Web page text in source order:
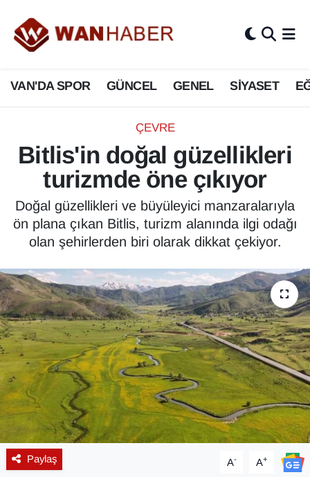
VAN'DA SPOR GÜNCEL GENEL SİYASET
ÇEVRE
Bitlis'in doğal güzellikleri
turizmde öne çıkıyor
Doğal güzellikleri ve büyüleyici manzaralarıyla
ön plana çıkan Bitlis, turizm alanında ilgi odağı
olan şehirlerden biri olarak dikkat çekiyor.
Paylaş A- A+
3.SAYFA
ASAYİŞ
BİLİM VE TEKNOLOJİ
Biyografi
ÇEVRE
Dernekler, Odalar
Diğer
DÜNYA
EĞİTİM
EKONOMİ
Van Nöbetçi Eczaneler
Van Hava Durumu
Van Namaz Vakitleri
Van Trafik Yoğunluk Haritası
Süper Lig Puan Durumu ve Fikstür
Tüm Manşetler
Haber Arşivi